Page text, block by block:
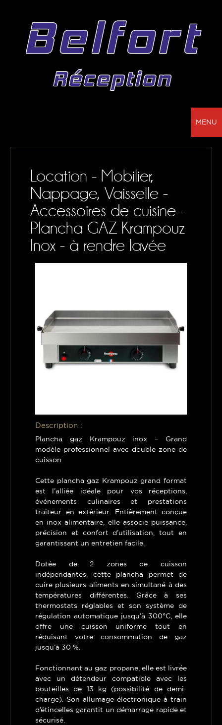
MENU
BELFORT RÉCEPTION - VOTRE PARTENAIRE
SONORISATION, VAISSELLE ET NAPPAGE
NOS RÉALISATIONS
CONTACTS
MON PANIER
Location - Mobilier,
Nappage, Vaisselle -
Accessoires de cuisine -
Plancha GAZ Krampouz
Inox - à rendre lavée
Description :
Plancha gaz Krampouz inox – Grand
modèle professionnel avec double zone de
cuisson
Cette plancha gaz Krampouz grand format
est l’alliée idéale pour vos réceptions,
événements culinaires et prestations
traiteur en extérieur. Entièrement conçue
en inox alimentaire, elle associe puissance,
précision et confort d’utilisation, tout en
garantissant un entretien facile.
Dotée de 2 zones de cuisson
indépendantes, cette plancha permet de
cuire plusieurs aliments en simultané à des
températures différentes. Grâce à ses
thermostats réglables et son système de
régulation automatique jusqu’à 300°C, elle
offre une cuisson uniforme tout en
réduisant votre consommation de gaz
jusqu’à 30 %.
Fonctionnant au gaz propane, elle est livrée
avec un détendeur compatible avec les
bouteilles de 13 kg (possibilité de demi-
charge). Son allumage électronique à train
d’étincelles garantit un démarrage rapide et
sécurisé.